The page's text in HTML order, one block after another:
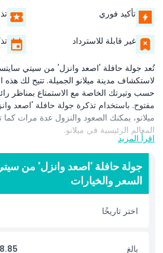
تأكيد فوري
غير قابلة للاسترداد
تُعد جولة حافلة 'اصعد وانزل' من سيتي
لاستكشاف مدينة ميلانو الجميلة. تتيح لك هذه
حسب وتيرتك الخاصة مع الاستمتاع بمناظر
مفتوح. باستخدام تذكرة جولة حافلة 'اصعد
ميلانو، يمكنك الصعود والنزول عدة مرات كما
المعالم الرئيسية في ميلانو.
خلال جولة الحافلة 'اصعد وانزل' من سيتي
مشاهدة معالم شهيرة مثل الدومو دي
لا سكالا. كما تأخذك الجولة إلى مناطق حديثة
الأزياء، حيث يمكنك تجربة الأجواء الأنيقة
برحلة مريحة.
يوفر عليك الوقت ويتيح لك استكشاف ميلانو
اقرأ المزيد
جولة حافلة 'اصعد وانزل' من
السعر والخيارات
اختر تاريخًا
بالغ